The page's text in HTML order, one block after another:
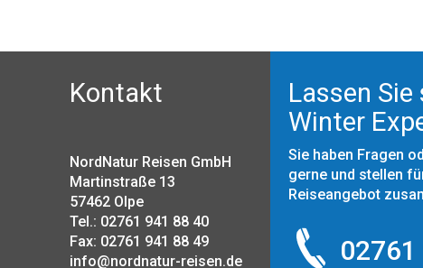
Kontakt
NordNatur Reisen GmbH
Martinstraße 13
57462 Olpe
Tel.: 02761 941 88 40
Fax: 02761 941 88 49
info@nordnatur-reisen.de
Lassen
Winter
Sie haben Fragen
gerne und stellen
Reiseangebot